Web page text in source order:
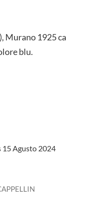
Murano 1925 ca
blu.
15 Agusto 2024